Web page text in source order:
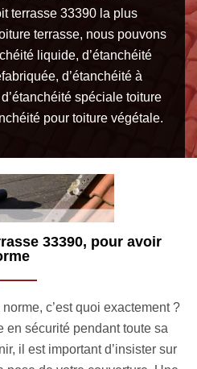
terrasse 33390 la plus
terrasse, nous pouvons
liquide, d’étanchéité
d’étanchéité à
spéciale toiture
pour toiture végétale.
couvreurs pour
à Saint Martin
couvreurs étanchéité toit
prendre en charge la
de toit plate. Ils nous